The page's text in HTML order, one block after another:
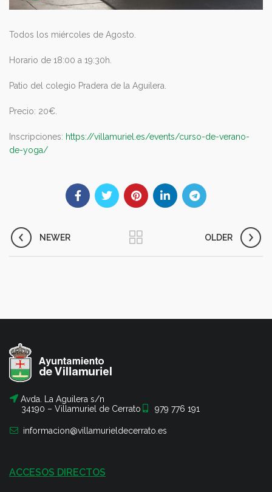
Todos los miércoles de Agosto.
Horario de 18:00 a 19:30h.
Patio del colegio Pradera de la Aguilera.
Precio: 20€.
Inscripciones: https://villamuriel.es/events/curso-de-verano-
de-yoga/
NEWER OLDER
Avda. La Aguilera s/n
34190 – Villamuriel de Cerrato
979 776 191
informacion@villamurieldecerrato.es
ACCESOS DIRECTOS